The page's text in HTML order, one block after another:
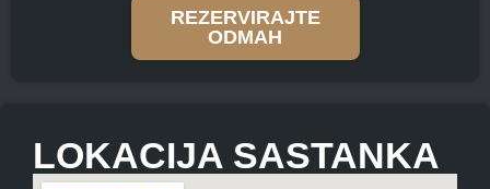
REZERVIRAJTE
ODMAH
LOKACIJA SASTANKA